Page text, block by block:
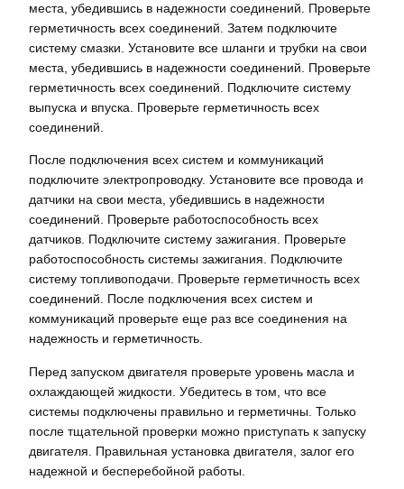
места, убедившись в надежности соединений. Проверьте
герметичность всех соединений. Затем подключите
систему смазки. Установите все шланги и трубки на свои
места, убедившись в надежности соединений. Проверьте
герметичность всех соединений. Подключите систему
выпуска и впуска. Проверьте герметичность всех
соединений.
После подключения всех систем и коммуникаций
подключите электропроводку. Установите все провода и
датчики на свои места, убедившись в надежности
соединений. Проверьте работоспособность всех
датчиков. Подключите систему зажигания. Проверьте
работоспособность системы зажигания. Подключите
систему топливоподачи. Проверьте герметичность всех
соединений. После подключения всех систем и
коммуникаций проверьте еще раз все соединения на
надежность и герметичность.
Перед запуском двигателя проверьте уровень масла и
охлаждающей жидкости. Убедитесь в том, что все
системы подключены правильно и герметичны. Только
после тщательной проверки можно приступать к запуску
двигателя. Правильная установка двигателя, залог его
надежной и бесперебойной работы.